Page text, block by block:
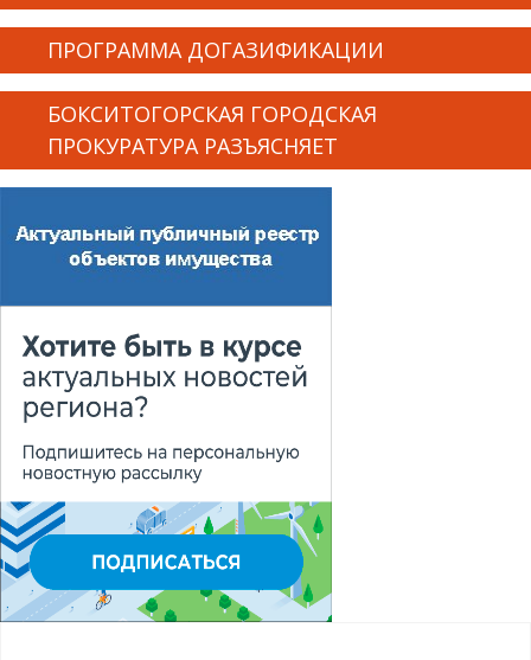
ПРОГРАММА ДОГАЗИФИКАЦИИ
БОКСИТОГОРСКАЯ ГОРОДСКАЯ
ПРОКУРАТУРА РАЗЪЯСНЯЕТ